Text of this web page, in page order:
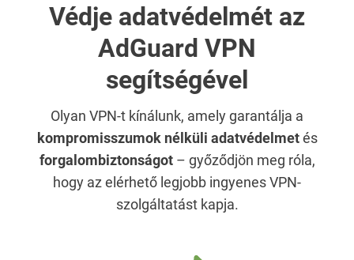
Védje adatvédelmét az
AdGuard VPN
segítségével
Olyan VPN-t kínálunk, amely garantálja a
kompromisszumok nélküli adatvédelmetés
forgalombiztonságot– győződjön meg róla,
hogy az elérhető legjobb ingyenes VPN-
szolgáltatást kapja.